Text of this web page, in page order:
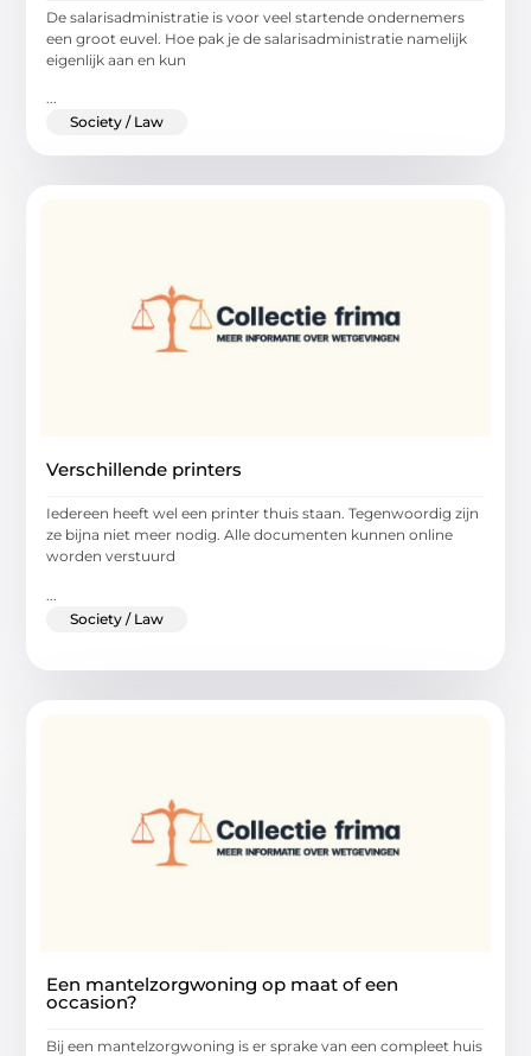
De salarisadministratie is voor veel startende ondernemers
een groot euvel. Hoe pak je de salarisadministratie namelijk
eigenlijk aan en kun
...
Society / Law
Verschillende printers
Iedereen heeft wel een printer thuis staan. Tegenwoordig zijn
ze bijna niet meer nodig. Alle documenten kunnen online
worden verstuurd
Society / Law
Een mantelzorgwoning op maat of een
occasion?
Bij een mantelzorgwoning is er sprake van een compleet huis